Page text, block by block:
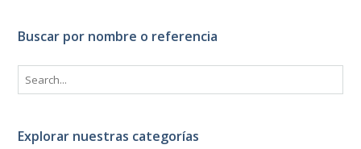
Buscar por nombre o referencia
Explorar nuestras categorías